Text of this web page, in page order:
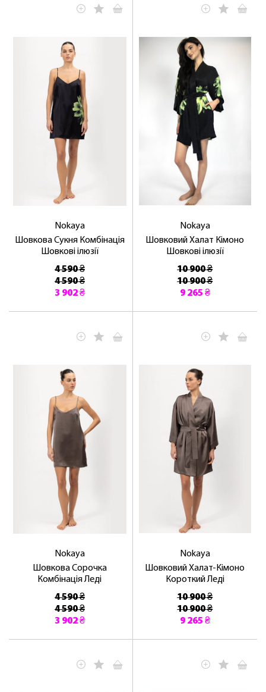
Nokaya
Шовкова Сукня Комбінація
Шовкові ілюзії
4 590 ₴
4 590 ₴
3 902 ₴
Nokaya
Шовковий Халат Кімоно
Шовкові ілюзії
10 900 ₴
10 900 ₴
9 265 ₴
Nokaya
Шовкова Сорочка
Комбінація Леді
4 590 ₴
4 590 ₴
3 902 ₴
Nokaya
Шовковий Халат-Кімоно
Короткий Леді
10 900 ₴
10 900 ₴
9 265 ₴